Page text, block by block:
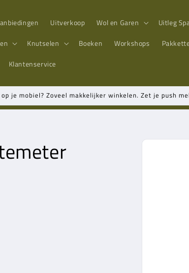
Uitverkoop Wol en Garen
Uitleg
Knutselen Boeken Workshops
Klantenservice
je mobiel? Zoveel makkelijker winkelen. Zet je push